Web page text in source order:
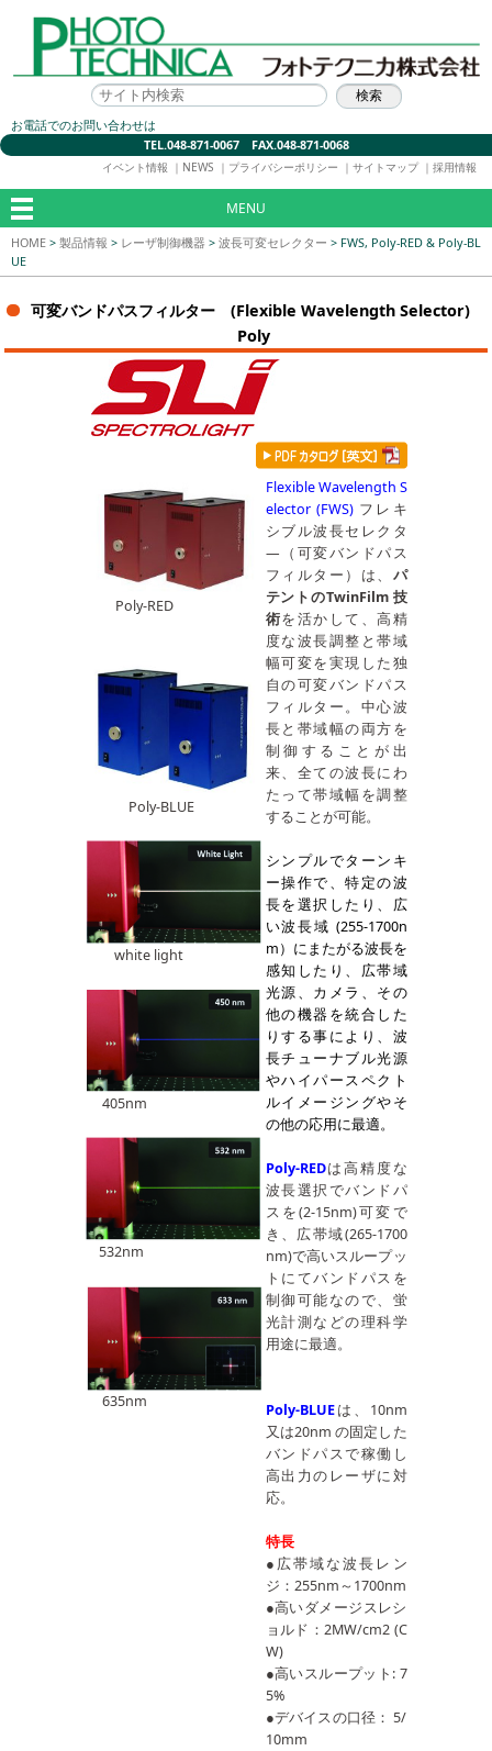
お電話でのお問い合わせは
TEL.048-871-0067 FAX.048-871-0068
イベント情報 ｜ NEWS ｜ プライバシーポリシー ｜ サイトマップ ｜ 採用情報
MENU
HOME > 製品情報 > レーザ制御機器 > 波長可変セレクター > FWS, Poly-RED & Poly-BL
UE
可変バンドパスフィルター (Flexible Wavelength Selector)
Poly
Poly-RED
Poly-BLUE
white light
405nm
532nm
635nm
Flexible Wavelength S
elector (FWS)フレキ
シブル波長セレクタ
―（可変バンドパス
フィルター）は、 パ
テントのTwinFilm 技
術を活かして、高精
度な波長調整と帯域
幅可変を実現した独
自の可変バンドパス
フィルター。中心波
長と帯域幅の両方を
制御することが出
来、全ての波長にわ
たって帯域幅を調整
することが可能。
シンプルでターンキ
ー操作で、特定の波
長を選択したり、広
い波長域 (255-1700n
m）にまたがる波長を
感知したり、広帯域
光源、カメラ、その
他の機器を統合した
りする事により、波
長チューナブル光源
やハイパースペクト
ルイメージングやそ
の他の応用に最適。
Poly-REDは高精度な
波長選択でバンドパ
スを(2-15nm)可変で
き、広帯域(265-1700
nm)で高いスループッ
トにてバンドパスを
制御可能なので、蛍
光計測などの理科学
用途に最適。
Poly-BLUEは、10nm
又は20nm の固定した
バンドパスで稼働し
高出力のレーザに対
応。
特長
●広帯域な波長レン
ジ：255nm～1700nm
●高いダメージスレシ
ョルド：2MW/cm2 (C
W)
●高いスループット: 7
5%
●デバイスの口径： 5/
10mm